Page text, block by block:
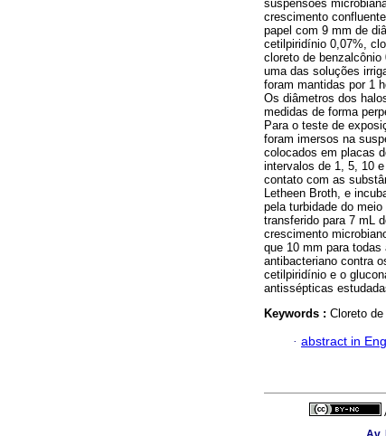
suspensões
crescimento
papel com 9 mm de
cetilpiridínio 0,07%,
cloreto de
uma das soluções
foram mantidas por 1
Os diâmetros dos
medidas de forma
Para o teste de
foram imersos na
colocados em placas
intervalos de 1, 5, 10
contato com as
Letheen Broth, e
pela turbidade do
transferido para 7 mL
crescimento
que 10 mm para
antibacteriano contra
cetilpiridínio e o
antissépticas
Keywords : Cloreto
· abstract in